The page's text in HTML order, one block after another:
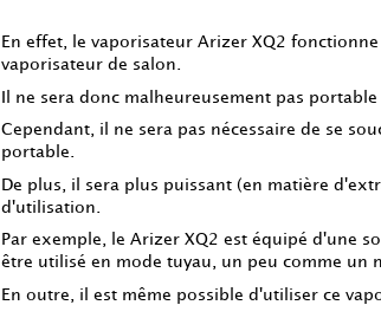
En effet, le vaporisateur Arizer XQ2
vaporisateur de salon.
Il ne sera donc malheureusement pas
Cependant, il ne sera pas nécessaire de se
portable.
De plus, il sera plus puissant (en matière
d'utilisation.
Par exemple, le Arizer XQ2 est équipé d'une
être utilisé en mode tuyau, un peu comme un
En outre, il est même possible d'utiliser ce